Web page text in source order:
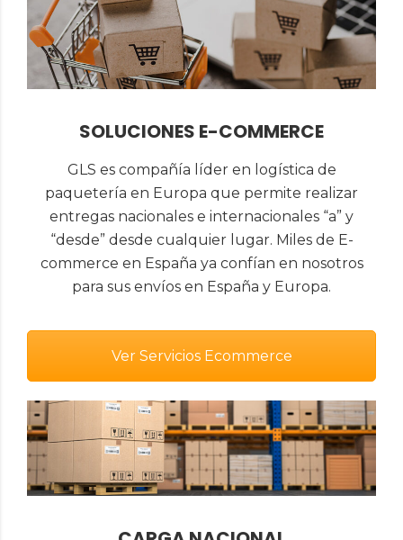
SOLUCIONES E-COMMERCE
GLS es compañía líder en logística de
paquetería en Europa que permite realizar
entregas nacionales e internacionales “a” y
“desde” desde cualquier lugar. Miles de E-
commerce en España ya confían en nosotros
para sus envíos en España y Europa.
Ver Servicios Ecommerce